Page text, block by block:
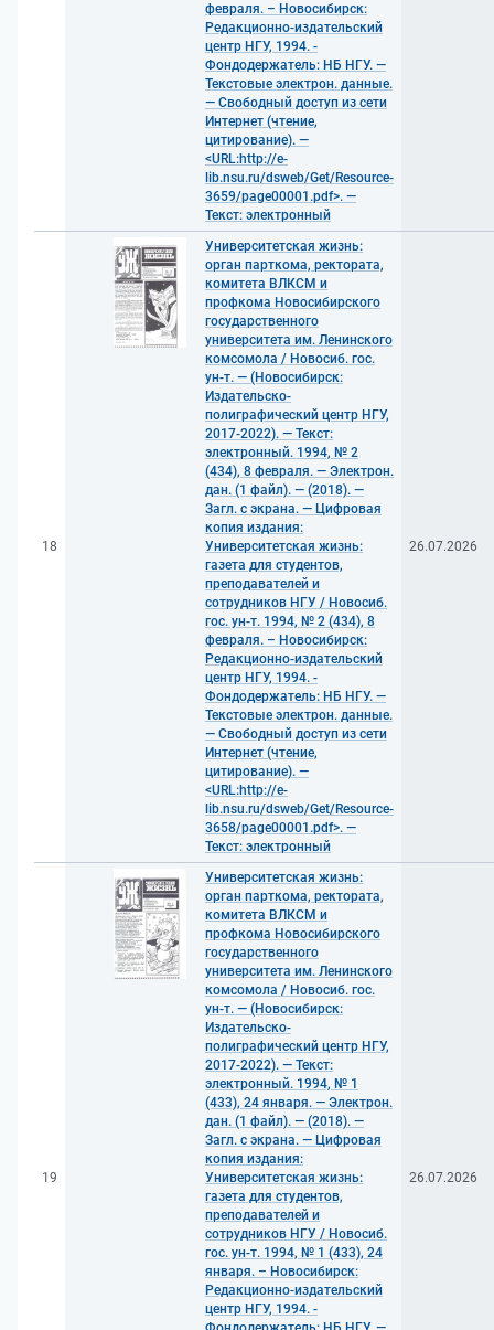
февраля. – Новосибирск:
Редакционно-издательский
центр НГУ, 1994. -
Фондодержатель: НБ НГУ. —
Текстовые электрон. данные.
— Свободный доступ из сети
Интернет (чтение,
цитирование). —
<URL:http://e-
lib.nsu.ru/dsweb/Get/Resource-
3659/page00001.pdf>. —
Текст: электронный
18
Университетская жизнь:
орган парткома, ректората,
комитета ВЛКСМ и
профкома Новосибирского
государственного
университета им. Ленинского
комсомола / Новосиб. гос.
ун-т. — (Новосибирск:
Издательско-
полиграфический центр НГУ,
2017-2022). — Текст:
электронный. 1994, № 2
(434), 8 февраля. — Электрон.
дан. (1 файл). — (2018). —
Загл. с экрана. — Цифровая
копия издания:
Университетская жизнь:
газета для студентов,
преподавателей и
сотрудников НГУ / Новосиб.
гос. ун-т. 1994, № 2 (434), 8
февраля. – Новосибирск:
Редакционно-издательский
центр НГУ, 1994. -
Фондодержатель: НБ НГУ. —
Текстовые электрон. данные.
— Свободный доступ из сети
Интернет (чтение,
цитирование). —
<URL:http://e-
lib.nsu.ru/dsweb/Get/Resource-
3658/page00001.pdf>. —
Текст: электронный
26.07.2026
19
Университетская жизнь:
орган парткома, ректората,
комитета ВЛКСМ и
профкома Новосибирского
государственного
университета им. Ленинского
комсомола / Новосиб. гос.
ун-т. — (Новосибирск:
Издательско-
полиграфический центр НГУ,
2017-2022). — Текст:
электронный. 1994, № 1
(433), 24 января. — Электрон.
дан. (1 файл). — (2018). —
Загл. с экрана. — Цифровая
копия издания:
Университетская жизнь:
газета для студентов,
преподавателей и
сотрудников НГУ / Новосиб.
гос. ун-т. 1994, № 1 (433), 24
января. – Новосибирск:
Редакционно-издательский
центр НГУ, 1994. -
26.07.2026